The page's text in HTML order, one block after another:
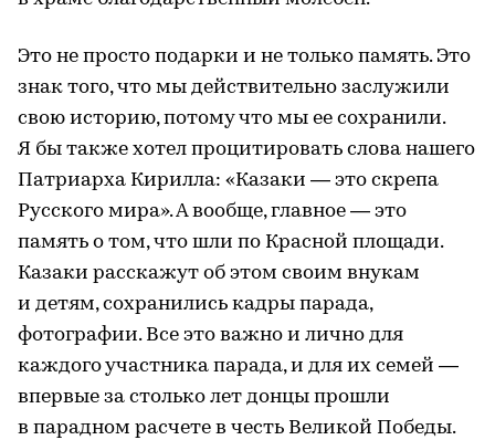
Это не просто подарки и не только память. Это
знак того, что мы действительно заслужили
свою историю, потому что мы ее сохранили.
Я бы также хотел процитировать слова нашего
Патриарха Кирилла: «Казаки — это скрепа
Русского мира». А вообще, главное — это
память о том, что шли по Красной площади.
Казаки расскажут об этом своим внукам
и детям, сохранились кадры парада,
фотографии. Все это важно и лично для
каждого участника парада, и для их семей —
впервые за столько лет донцы прошли
в парадном расчете в честь Великой Победы.